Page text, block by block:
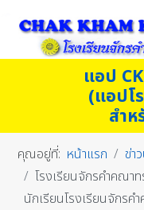
แอป
(แอปโ
สำ
คุณอยู่ที่: หน้าแรก ข่า
โรงเรียนจักรคำคณา
นักเรียนโรงเรียนจักร